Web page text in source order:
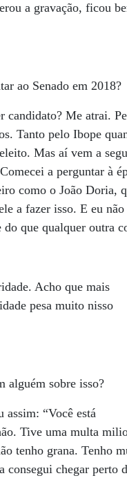
a gravação, ficou
ao Senado em 2018?
Me atrai.
Tanto pelo Ibope
Mas aí vem a
a perguntar à
como o João Doria,
a fazer isso. E eu
que qualquer outra
Acho que mais
pesa muito nisso
alguém sobre isso?
“Você está
Tive uma multa
tenho grana. Tenho
consegui chegar perto